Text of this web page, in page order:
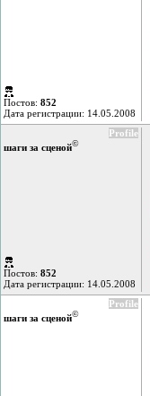
Постов: 852
Дата регистрации: 14.05.2008
Profile
шаги за сценой©
Постов: 852
Дата регистрации: 14.05.2008
Profile
шаги за сценой©